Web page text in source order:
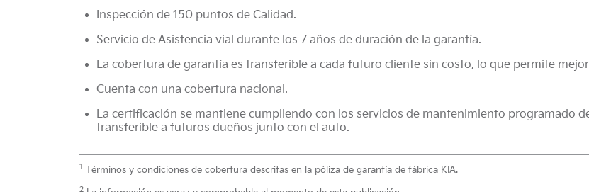
Inspección de 150 puntos de Calidad.
Servicio de Asistencia vial durante los 7 años de duración de la garantía.
La cobertura de garantía es transferible a cada futuro cliente sin costo, lo que permite
Cuenta con una cobertura nacional.
La certificación se mantiene cumpliendo con los servicios de mantenimiento programado
transferible a futuros dueños junto con el auto.
1 Términos y condiciones de cobertura descritas en la póliza de garantía de fábrica KIA.
2